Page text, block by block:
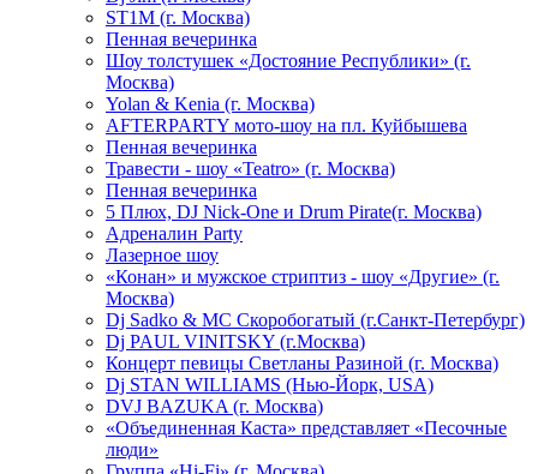
ST1M (г. Москва)
Пенная вечеринка
Шоу толстушек «Достояние Республики» (г.
Москва)
Yolan & Kenia (г. Москва)
AFTERPARTY мото-шоу на пл. Куйбышева
Пенная вечеринка
Травести - шоу «Teatro» (г. Москва)
Пенная вечеринка
5 Плюх, DJ Nick-One и Drum Pirate(г. Москва)
Адреналин Party
Лазерное шоу
«Конан» и мужское стриптиз - шоу «Другие» (г.
Москва)
Dj Sadko & МС Скоробогатый (г.Санкт-Петербург)
Dj PAUL VINITSKY (г.Москва)
Концерт певицы Светланы Разиной (г. Москва)
Dj STAN WILLIAMS (Нью-Йорк, USA)
DVJ BAZUKA (г. Москва)
«Объединенная Каста» представляет «Песочные
люди»